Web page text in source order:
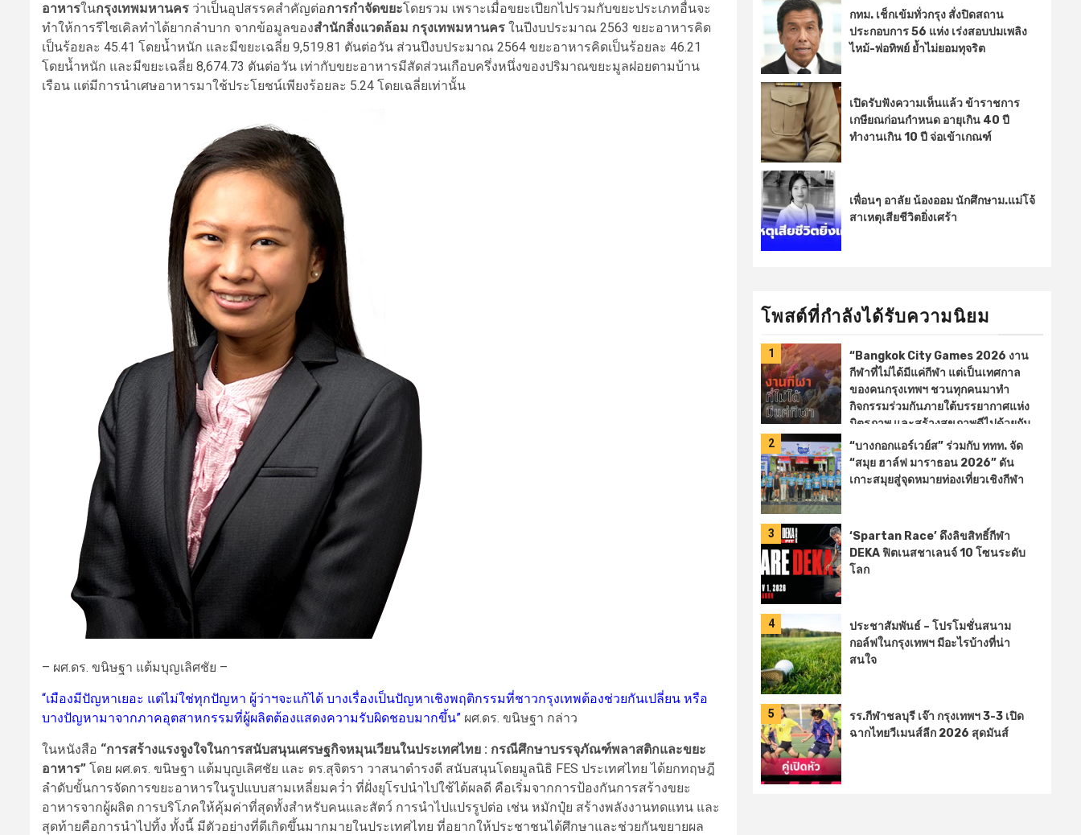
อาหารในกรุงเทพมหานคร ว่าเป็นอุปสรรคสำคัญต่อการกำจัดขยะโดยรวม เพราะเมื่อขยะเปียกไปรวมกับขยะประเภทอื่นจะ
ทำให้การรีไซเคิลทำได้ยากลำบาก จากข้อมูลของสำนักสิ่งแวดล้อม กรุงเทพมหานคร ในปีงบประมาณ 2563 ขยะอาหารคิด
เป็นร้อยละ 45.41 โดยน้ำหนัก และมีขยะเฉลี่ย 9,519.81 ตันต่อวัน ส่วนปีงบประมาณ 2564 ขยะอาหารคิดเป็นร้อยละ 46.21
โดยน้ำหนัก และมีขยะเฉลี่ย 8,674.73 ตันต่อวัน เท่ากับขยะอาหารมีสัดส่วนเกือบครึ่งหนึ่งของปริมาณขยะมูลฝอยตามบ้าน
เรือน แต่มีการนำเศษอาหารมาใช้ประโยชน์เพียงร้อยละ 5.24 โดยเฉลี่ยเท่านั้น
– ผศ.ดร. ขนิษฐา แต้มบุญเลิศชัย –
“เมืองมีปัญหาเยอะ แต่ไม่ใช่ทุกปัญหา ผู้ว่าฯจะแก้ได้ บางเรื่องเป็นปัญหาเชิงพฤติกรรมที่ชาวกรุงเทพต้องช่วยกันเปลี่ยน หรือ
บางปัญหามาจากภาคอุตสาหกรรมที่ผู้ผลิตต้องแสดงความรับผิดชอบมากขึ้น” ผศ.ดร. ขนิษฐา กล่าว
ในหนังสือ “การสร้างแรงจูงใจในการสนับสนุนเศรษฐกิจหมุนเวียนในประเทศไทย : กรณีศึกษาบรรจุภัณฑ์พลาสติกและขยะ
อาหาร” โดย ผศ.ดร. ขนิษฐา แต้มบุญเลิศชัย และ ดร.สุจิตรา วาสนาดำรงดี สนับสนุนโดยมูลนิธิ FES ประเทศไทย ได้ยกทฤษฎี
ลำดับขั้นการจัดการขยะอาหารในรูปแบบสามเหลี่ยมคว่ำ ที่ฝั่งยุโรปนำไปใช้ได้ผลดี คือเริ่มจากการป้องกันการสร้างขยะ
อาหารจากผู้ผลิต การบริโภคให้คุ้มค่าที่สุดทั้งสำหรับคนและสัตว์ การนำไปแปรรูปต่อ เช่น หมักปุ๋ย สร้างพลังงานทดแทน และ
สุดท้ายคือการนำไปทิ้ง ทั้งนี้ มีตัวอย่างที่ดีเกิดขึ้นมากมายในประเทศไทย ที่อยากให้ประชาชนได้ศึกษาและช่วยกันขยายผล
กทม. เช็กเข้มทั่วกรุง สั่งปิดสถาน
ประกอบการ 56 แห่ง เร่งสอบปมเพลิง
ไหม้-พ่อทิพย์ ย้ำไม่ยอมทุจริต
เปิดรับฟังความเห็นแล้ว ข้าราชการ
เกษียณก่อนกำหนด อายุเกิน 40 ปี
ทำงานเกิน 10 ปี จ่อเข้าเกณฑ์
เพื่อนๆ อาลัย น้องออม นักศึกษาม.แม่โจ้
สาเหตุเสียชีวิตยิ่งเศร้า
โพสต์ที่กำลังได้รับความนิยม
1
“Bangkok City Games 2026 งาน
กีฬาที่ไม่ได้มีแค่กีฬา แต่เป็นเทศกาล
ของคนกรุงเทพฯ ชวนทุกคนมาทำ
กิจกรรมร่วมกันภายใต้บรรยากาศแห่ง
มิตรภาพ และสร้างสุขภาพดีไปด้วยกัน
เชียร์การแข่งขันกีฬาจากทั้ง 50
เขต
ชวนมาเต้นแอโรบิค
เล่น
เกมกีฬา ลุ้นรับของรางวัล
ช้อปของ
ดีและอิ่ – facebook.com
2
“บางกอกแอร์เวย์ส” ร่วมกับ ททท. จัด
“สมุย ฮาล์ฟ มาราธอน 2026” ดัน
เกาะสมุยสู่จุดหมายท่องเที่ยวเชิงกีฬา
3
‘Spartan Race’ ดึงลิขสิทธิ์กีฬา
DEKA ฟิตเนสชาเลนจ์ 10 โซนระดับ
โลก
4
ประชาสัมพันธ์ – โปรโมชั่นสนาม
กอล์ฟในกรุงเทพฯ มีอะไรบ้างที่น่า
สนใจ
5
รร.กีฬาชลบุรี เจ๊า กรุงเทพฯ 3-3 เปิด
ฉากไทยวีเมนส์ลีก 2026 สุดมันส์